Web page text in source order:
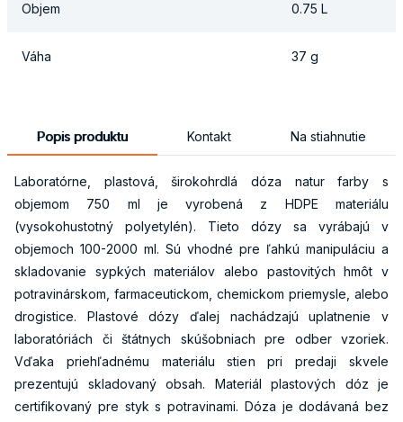
Objem 0.75 L
Váha 37 g
Popis produktu Kontakt Na stiahnutie
Laboratórne, plastová, širokohrdlá dóza natur farby s
objemom 750 ml je vyrobená z HDPE materiálu
(vysokohustotný polyetylén). Tieto dózy sa vyrábajú v
objemoch 100-2000 ml. Sú vhodné pre ľahkú manipuláciu a
skladovanie sypkých materiálov alebo pastovitých hmôt v
potravinárskom, farmaceutickom, chemickom priemysle, alebo
drogistice. Plastové dózy ďalej nachádzajú uplatnenie v
laboratóriách či štátnych skúšobniach pre odber vzoriek.
Vďaka priehľadnému materiálu stien pri predaji skvele
prezentujú skladovaný obsah. Materiál plastových dóz je
certifikovaný pre styk s potravinami. Dóza je dodávaná bez